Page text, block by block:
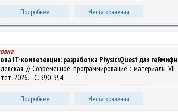
Подробнее Места хранения
IT-компетенции: разработка PhysicsQuest для
// Современное программирование : материалы
2026. – С. 390-394.
Подробнее Места хранения